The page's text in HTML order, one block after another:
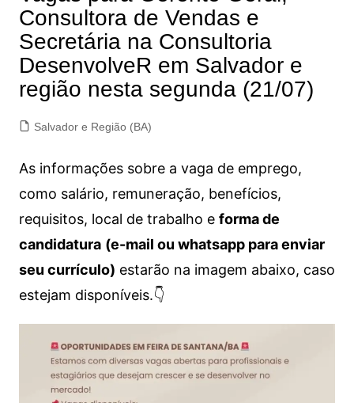
Consultora de Vendas e
Secretária na Consultoria
DesenvolveR em Salvador e
região nesta segunda (21/07)
Salvador e Região (BA)
As informações sobre a vaga de emprego,
como salário, remuneração, benefícios,
requisitos, local de trabalho e forma de
candidatura (e-mail ou whatsapp para enviar
seu currículo) estarão na imagem abaixo, caso
estejam disponíveis.👇